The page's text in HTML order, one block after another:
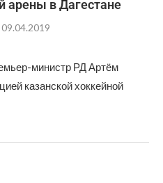
арены в Дагестане
09.04.2019
министр РД Артём
казанской хоккейной